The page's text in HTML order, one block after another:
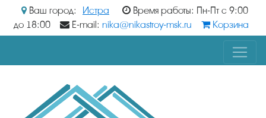
Ваш город: Истра
Время работы: Пн-Пт с 9:00
до 18:00
E-mail: nika@nikastroy-msk.ru Корзина